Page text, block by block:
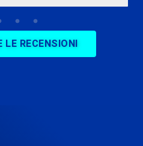
RECENSIONI